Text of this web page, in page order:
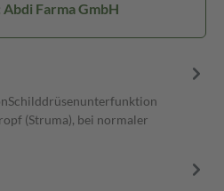
Farma GmbH
(Struma), bei normaler